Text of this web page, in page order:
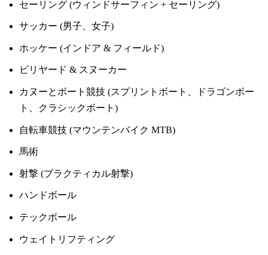
セーリング (ウィンドサーフィン + セーリング)
サッカー (男子、女子)
ホッケー (インドア & フィールド)
ビリヤード & スヌーカー
カヌーとボート競技 (スプリントボート、ドラゴンボー
ト、クラシックボート)
自転車競技 (マウンテンバイク MTB)
馬術
射撃 (プラクティカル射撃)
ハンドボール
テックボール
ウェイトリフティング